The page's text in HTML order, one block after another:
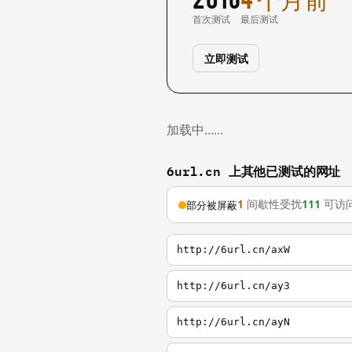
首次测试 最后测试
立即测试
加载中……
6url.cn 上其他已测试的网址
部分被屏蔽1 间歇性受扰111 可访
http://6url.cn/axW
http://6url.cn/ay3
http://6url.cn/ayN